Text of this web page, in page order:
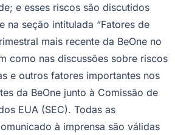
e esses riscos são discutidos
na seção intitulada “Fatores de
mais recente da BeOne no
como nas discussões sobre riscos
e outros fatores importantes nos
da BeOne junto à Comissão de
EUA (SEC). Todas as
à imprensa são válidas